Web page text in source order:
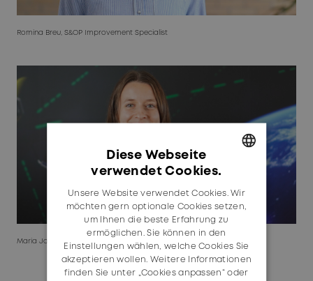
Romina Breu, S&OP Improvement Specialist
Maria Jozwicka, Technical Project & Program Manager
GERMAN
Diese Webseite
verwendet Cookies.
Unsere Website verwendet Cookies. Wir
möchten gern optionale Cookies setzen,
um Ihnen die beste Erfahrung zu
ermöglichen. Sie können in den
Einstellungen wählen, welche Cookies Sie
akzeptieren wollen. Weitere Informationen
finden Sie unter „Cookies anpassen“ oder